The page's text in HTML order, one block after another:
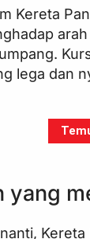
Kereta
lega dan
yang